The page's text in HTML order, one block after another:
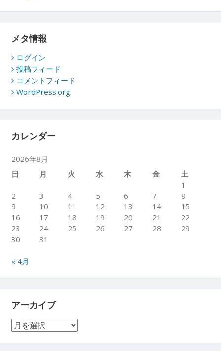
メタ情報
ログイン
投稿フィード
コメントフィード
WordPress.org
カレンダー
2026年8月
日
月 火 水 木 金
土
1
2
3 4 5 6 7
8
9
10 11 12 13 14
15
16
17 18 19 20 21
22
23
24 25 26 27 28
29
30
31
« 4月
アーカイブ
ア
ー
カ